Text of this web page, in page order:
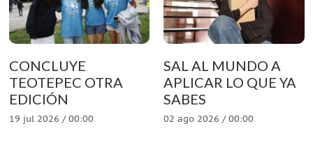
CONCLUYE
TEOTEPEC OTRA
EDICIÓN
19 jul 2026 / 00:00
SAL AL MUNDO A
APLICAR LO QUE YA
SABES
02 ago 2026 / 00:00